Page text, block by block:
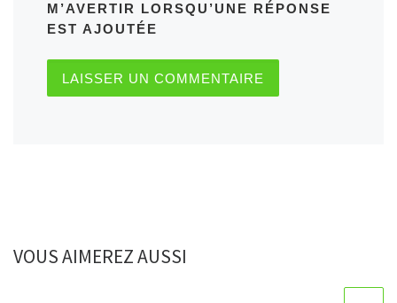
M’AVERTIR LORSQU’UNE RÉPONSE
EST AJOUTÉE
VOUS AIMEREZ AUSSI